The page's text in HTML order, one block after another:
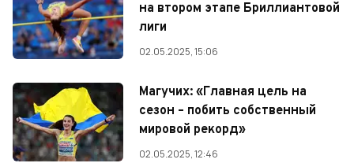
на втором этапе Бриллиантовой
лиги
02.05.2025, 15:06
Магучих: «Главная цель на
сезон – побить собственный
мировой рекорд»
02.05.2025, 12:46